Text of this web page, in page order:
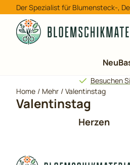
Cookie-Einstellungen verfügbar.
Der Spezialist für Blumensteck-,
Neu
Besuchen
Home / Mehr / Valentinstag
Valentinstag
Herzen